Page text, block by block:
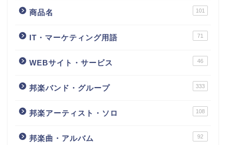
商品名 101
IT・マーケティング用語 71
WEBサイト・サービス 46
邦楽バンド・グループ 333
邦楽アーティスト・ソロ 108
邦楽曲・アルバム 92